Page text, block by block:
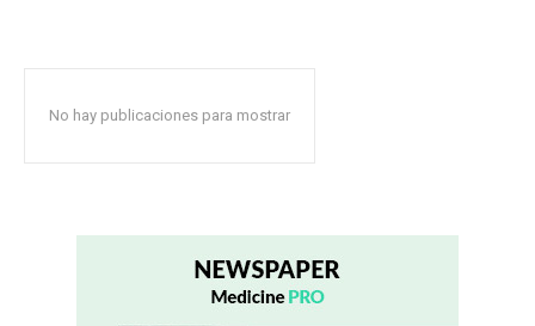
No hay publicaciones para mostrar